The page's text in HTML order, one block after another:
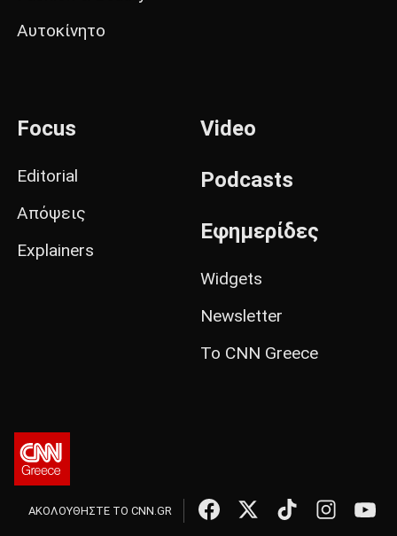
Αυτοκίνητο
Focus
Editorial
Απόψεις
Explainers
Video
Podcasts
Εφημερίδες
Widgets
Newsletter
Το CNN Greece
ΑΚΟΛΟΥΘΗΣΤΕ ΤΟ CNN.GR